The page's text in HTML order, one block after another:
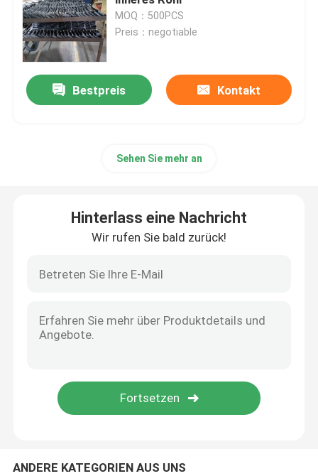
Off Road-Motorrad-Reifen
Dreiradreifen
Motorrad-inneres Rohr
MOQ：500PCS
Preis：negotiable
Bestpreis Kontakt
Sehen Sie mehr an
Hinterlass eine Nachricht
Wir rufen Sie bald zurück!
ANDERE KATEGORIEN AUS UNS